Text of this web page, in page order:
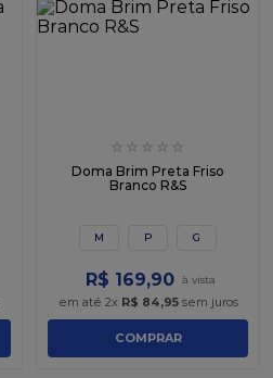
☆ ☆ ☆ ☆ ☆
Doma Brim Preta Friso
Branco R&S
M P G
R$ 169,90
em até 2x R$ 84,95sem juros
COMPRAR